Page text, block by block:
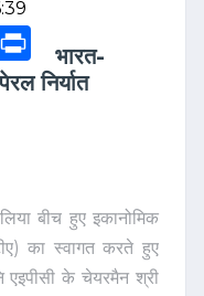
भारत-
निर्यात
बीच हुए इकानोमिक
का स्वागत करते हुए
एइपीसी के चेयरमैन श्री